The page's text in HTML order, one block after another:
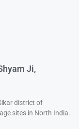
Ji,
district of
sites in North India.